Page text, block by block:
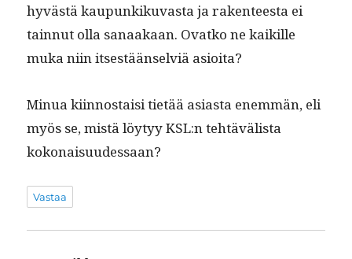
hyvästä kaupunkiku­vas­ta ja rak­en­teesta ei
tain­nut olla sanaakaan. Ovatko ne kaikille
muka niin itses­tään­selviä asioita?
Min­ua kiin­nos­taisi tietää asi­as­ta enem­män, eli
myös se, mis­tä löy­tyy KSL:n tehtävälista
kokonaisuudessaan?
Vastaa